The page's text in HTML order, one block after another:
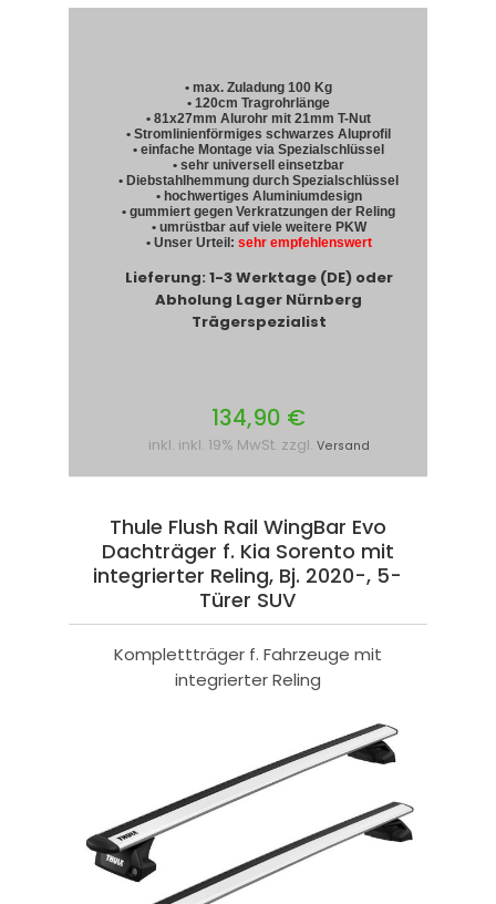
• max. Zuladung 100 Kg
• 120cm Tragrohrlänge
• 81x27mm Alurohr mit 21mm T-Nut
• Stromlinienförmiges schwarzes Aluprofil
• einfache Montage via Spezialschlüssel
• sehr universell einsetzbar
• Diebstahlhemmung durch Spezialschlüssel
• hochwertiges Aluminiumdesign
• gummiert gegen Verkratzungen der Reling
• umrüstbar auf viele weitere PKW
• Unser Urteil: sehr empfehlenswert
Lieferung: 1-3 Werktage (DE) oder
Abholung Lager Nürnberg
Trägerspezialist
134,90 €
inkl. inkl. 19% MwSt. zzgl. Versand
Thule Flush Rail WingBar Evo
Dachträger f. Kia Sorento mit
integrierter Reling, Bj. 2020-, 5-
Türer SUV
Komplettträger f. Fahrzeuge mit
integrierter Reling